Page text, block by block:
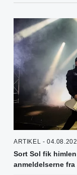
ARTIKEL -
Sort Sol fik
anmeldelserne